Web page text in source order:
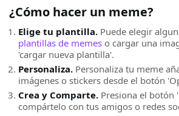
¿Cómo hacer un meme?
Elige tu plantilla. Puede elegir
plantillas de memes o cargar una
'cargar nueva plantilla'.
Personaliza. Personaliza tu meme
imágenes o stickers desde el botón
Crea y Comparte. Presiona el botón
compártelo con tus amigos o redes